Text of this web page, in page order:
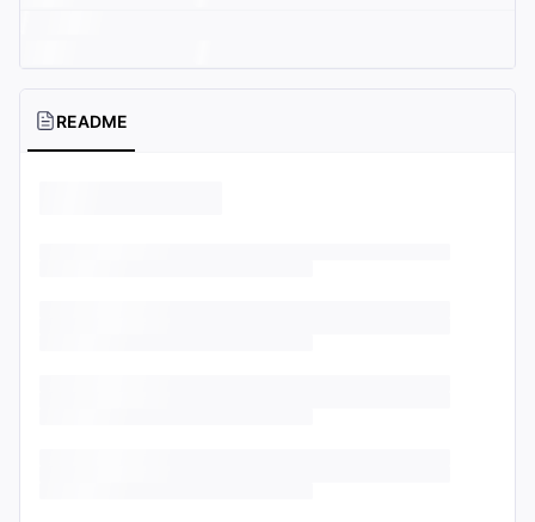
README